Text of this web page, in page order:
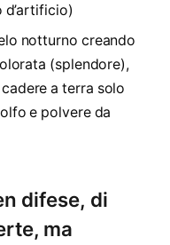
notturno creando
(splendore),
a terra solo
e polvere da
difese, di
ma